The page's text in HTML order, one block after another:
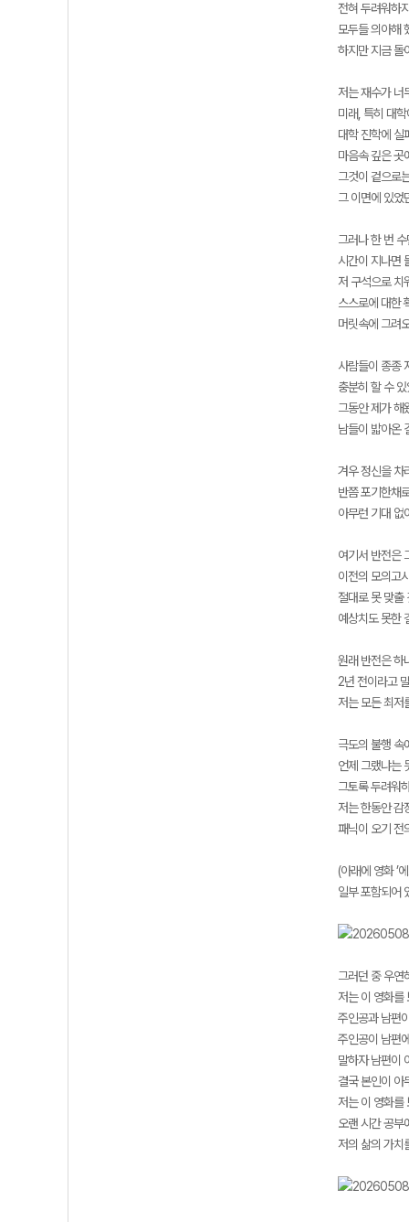
전혀 두려워하
모두들 의아해
하지만 지금 돌
저는 재수가 너
미래, 특히 대
대학 진학에 실
마음속 깊은 곳
그것이 겉으로
그 이면에 있었
그러나 한 번
시간이 지나면
저 구석으로 치
스스로에 대한
머릿속에 그려
사람들이 종종
충분히 할 수
그동안 제가 해
남들이 밟아온
겨우 정신을 차
반쯤 포기한채
아무런 기대 없
여기서 반전은
이전의 모의고
절대로 못 맞출
예상치도 못한
원래 반전은 하
2년 전이라고
저는 모든 최저
극도의 불행 속
언제 그랬냐는
그토록 두려워
저는 한동안 감
패닉이 오기 전
(아래에 영화 ’
일부 포함되어
그러던 중 우연
저는 이 영화를
주인공과 남편
주인공이 남편
말하자 남편이
결국 본인이 아
저는 이 영화를
오랜 시간 공부
저의 삶의 가치